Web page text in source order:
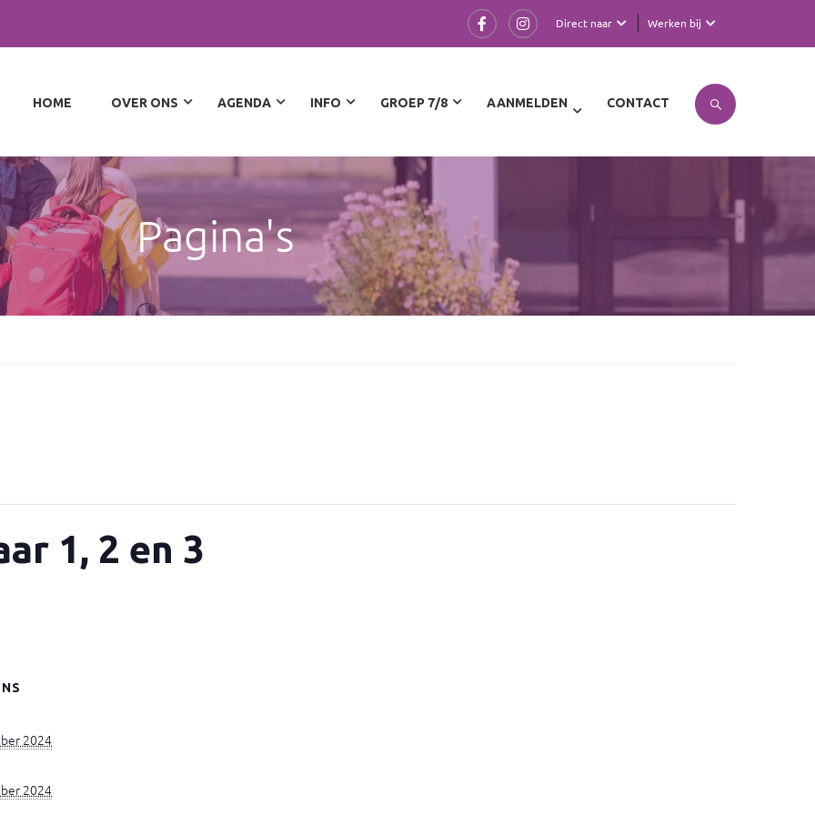
Werken bij
Direct naar
HOME OVER ONS AGENDA INFO GROEP 7/8 AANMELDEN CONTACT
Pagina's
1, 2 en 3
2024
2024